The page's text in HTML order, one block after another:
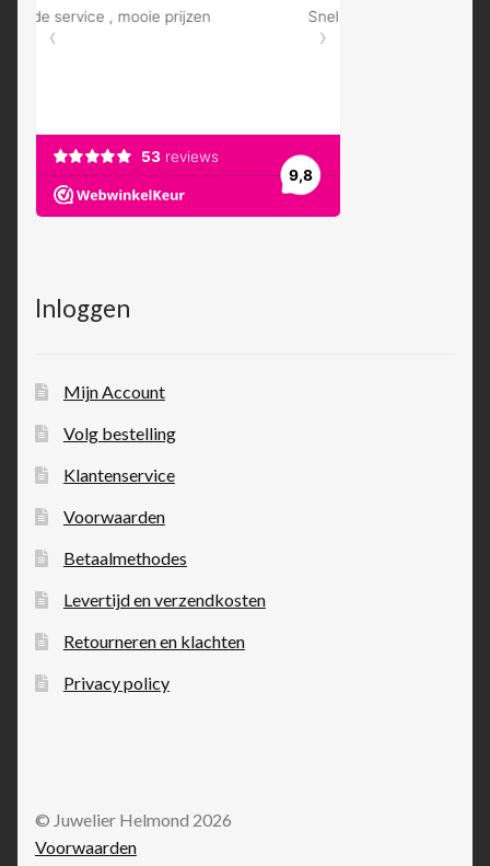
Inloggen
Mijn Account
Volg bestelling
Klantenservice
Voorwaarden
Betaalmethodes
Levertijd en verzendkosten
Retourneren en klachten
Privacy policy
© Juwelier Helmond 2026
Voorwaarden